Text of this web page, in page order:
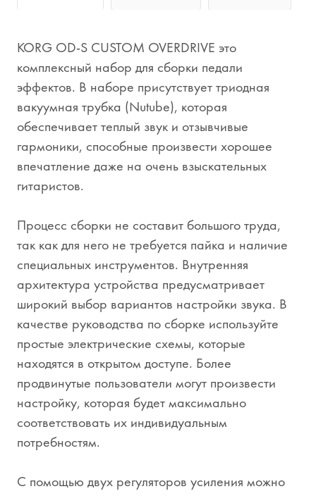
KORG OD-S CUSTOM OVERDRIVE это
комплексный набор для сборки педали
эффектов. В наборе присутствует триодная
вакуумная трубка (Nutube), которая
обеспечивает теплый звук и отзывчивые
гармоники, способные произвести хорошее
впечатление даже на очень взыскательных
гитаристов.
Процесс сборки не составит большого труда,
так как для него не требуется пайка и наличие
специальных инструментов. Внутренняя
архитектура устройства предусматривает
широкий выбор вариантов настройки звука. В
качестве руководства по сборке используйте
простые электрические схемы, которые
находятся в открытом доступе. Более
продвинутые пользователи могут произвести
настройку, которая будет максимально
соответствовать их индивидуальным
потребностям.
С помощью двух регуляторов усиления можно